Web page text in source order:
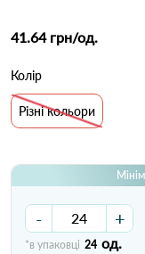
41.64 грн/од.
Колір
Різні кольори
- +
*в упаковці 24 од.